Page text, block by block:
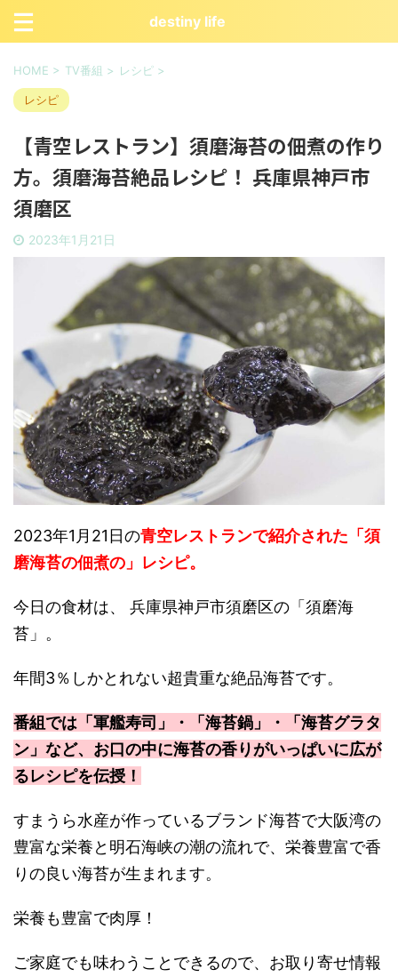
destiny life
HOME > TV番組 > レシピ >
レシピ
【青空レストラン】須磨海苔の佃煮の作り
方。須磨海苔絶品レシピ！ 兵庫県神戸市
須磨区
2023年1月21日
2023年1月21日の青空レストランで紹介された「須
磨海苔の佃煮の」レシピ。
今日の食材は、 兵庫県神戸市須磨区の「須磨海
苔」。
年間3％しかとれない超貴重な絶品海苔です。
番組では「軍艦寿司」・「海苔鍋」・「海苔グラタ
ン」など、お口の中に海苔の香りがいっぱいに広が
るレシピを伝授！
すまうら水産が作っているブランド海苔で大阪湾の
豊富な栄養と明石海峡の潮の流れで、栄養豊富で香
りの良い海苔が生まれます。
栄養も豊富で肉厚！
ご家庭でも味わうことできるので、お取り寄せ情報